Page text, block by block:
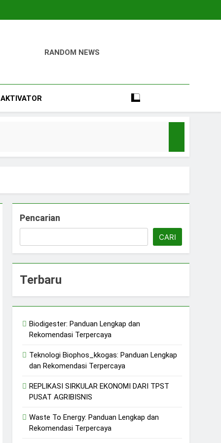
RANDOM NEWS
AKTIVATOR
KDMP
Pencarian
CARI
Terbaru
Biodigester: Panduan Lengkap dan
Rekomendasi Terpercaya
Teknologi Biophos_kkogas: Panduan Lengkap
dan Rekomendasi Terpercaya
REPLIKASI SIRKULAR EKONOMI DARI TPST
PUSAT AGRIBISNIS
Waste To Energy: Panduan Lengkap dan
Rekomendasi Terpercaya